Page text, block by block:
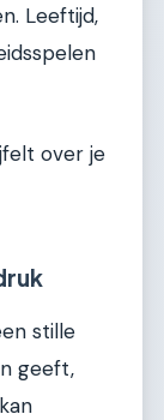
Leeftijd,
over je
stille
geeft,